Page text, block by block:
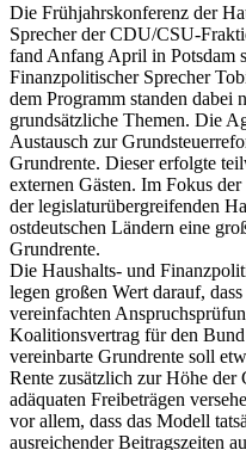
Die Frühjahrskonferenz der
Sprecher der CDU/CSU-
fand Anfang April in Potsdam
Finanzpolitischer Sprecher
dem Programm standen dabei
grundsätzliche Themen. Die
Austausch zur
Grundrente. Dieser erfolgte
externen Gästen. Im Fokus
der legislaturübergreifenden
ostdeutschen Ländern eine
Grundrente.
Die Haushalts- und
legen großen Wert darauf,
vereinfachten
Koalitionsvertrag für den
vereinbarte Grundrente soll
Rente zusätzlich zur Höhe der
adäquaten Freibeträgen
vor allem, dass das Modell
ausreichender Beitragszeiten